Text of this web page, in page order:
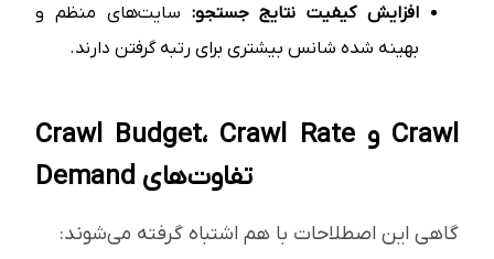
افزایش کیفیت نتایج جستجو: سایت‌های منظم و
بهینه شده شانس بیشتری برای رتبه گرفتن دارند.
Crawl Budget، Crawl Rate و Crawl
Demand تفاوت‌های
گاهی این اصطلاحات با هم اشتباه گرفته می‌شوند: